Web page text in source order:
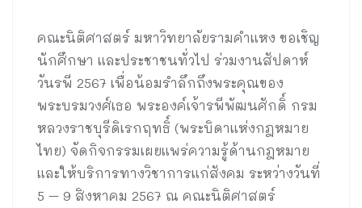
คณะนิติศาสตร์ มหาวิทยาลัยรามคำแหง ขอเชิญ
นักศึกษา และประชาชนทั่วไป ร่วมงานสัปดาห์
วันรพี 2567 เพื่อน้อมรำลึกถึงพระคุณของ
พระบรมวงศ์เธอ พระองค์เจ้ารพีพัฒนศักดิ์ กรม
หลวงราชบุรีดิเรกฤทธิ์ (พระบิดาแห่งกฎหมาย
ไทย) จัดกิจกรรมเผยแพร่ความรู้ด้านกฎหมาย
และให้บริการทางวิชาการแก่สังคม ระหว่างวันที่
5 – 9 สิงหาคม 2567 ณ คณะนิติศาสตร์